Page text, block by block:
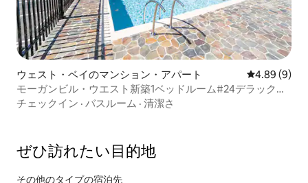
ウェスト・ベイのマンション・アパート レビュー9件
4.89 (9)
モーガンビル・ウエスト新築1ベッドルーム#24デラックス
アパート
チェックイン · バスルーム · 清潔さ
ぜひ訪⁠れ⁠た⁠い目⁠的⁠地
その他のタ⁠イ⁠プ⁠の宿⁠泊⁠先